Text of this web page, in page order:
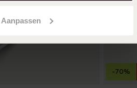
Aanpassen
-70%